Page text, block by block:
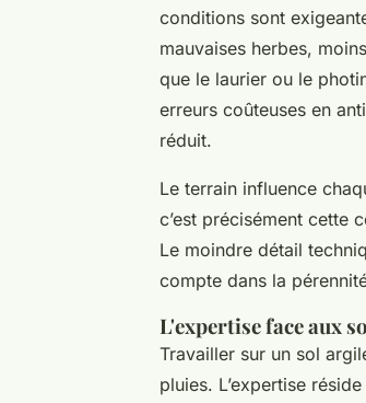
conditions sont
mauvaises herbes,
que le laurier ou le
erreurs coûteuses en
réduit.
Le terrain influence
c’est précisément cette
Le moindre détail
compte dans la
L'expertise face aux
Travailler sur un sol
pluies. L’expertise